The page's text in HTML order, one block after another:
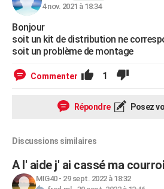
Bricolage
Lifestyle
Culture
Sport
Auto
Television
Voyage
Cinema 4 nov. 2021 à 18:34
Bonjour
soit un kit de distribution ne
soit un problème de montage
Commenter 1
Répondre Posez
Discussions similaires
A l' aide j' ai cassé ma
MIG40- 29 sept. 2022 à 18:32